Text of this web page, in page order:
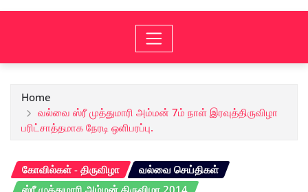
Home
வல்வை ஸ்ரீ முத்துமாரி அம்மன் 7ம் நாள் இரவுத்திருவிழா
பரிட்சாத்தமாக நேரடி ஒளிபரப்பு.
கோவில்கள் - திருவிழா
வல்வை செய்திகள்
ஸ்ரீ முத்துமாரி அம்மன் திருவிழா 2014